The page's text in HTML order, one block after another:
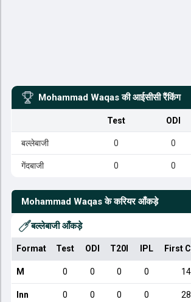
Mohammad Waqas की आईसीसी रैंकिंग
Test ODI
बल्लेबाजी 0 0
गेंदबाजी 0 0
Mohammad Waqas के करियर आँकड़े
बल्लेबाजी आँकड़े
Format Test ODI T20I IPL First
M 0 0 0 0 14
Inn 0 0 0 0 28